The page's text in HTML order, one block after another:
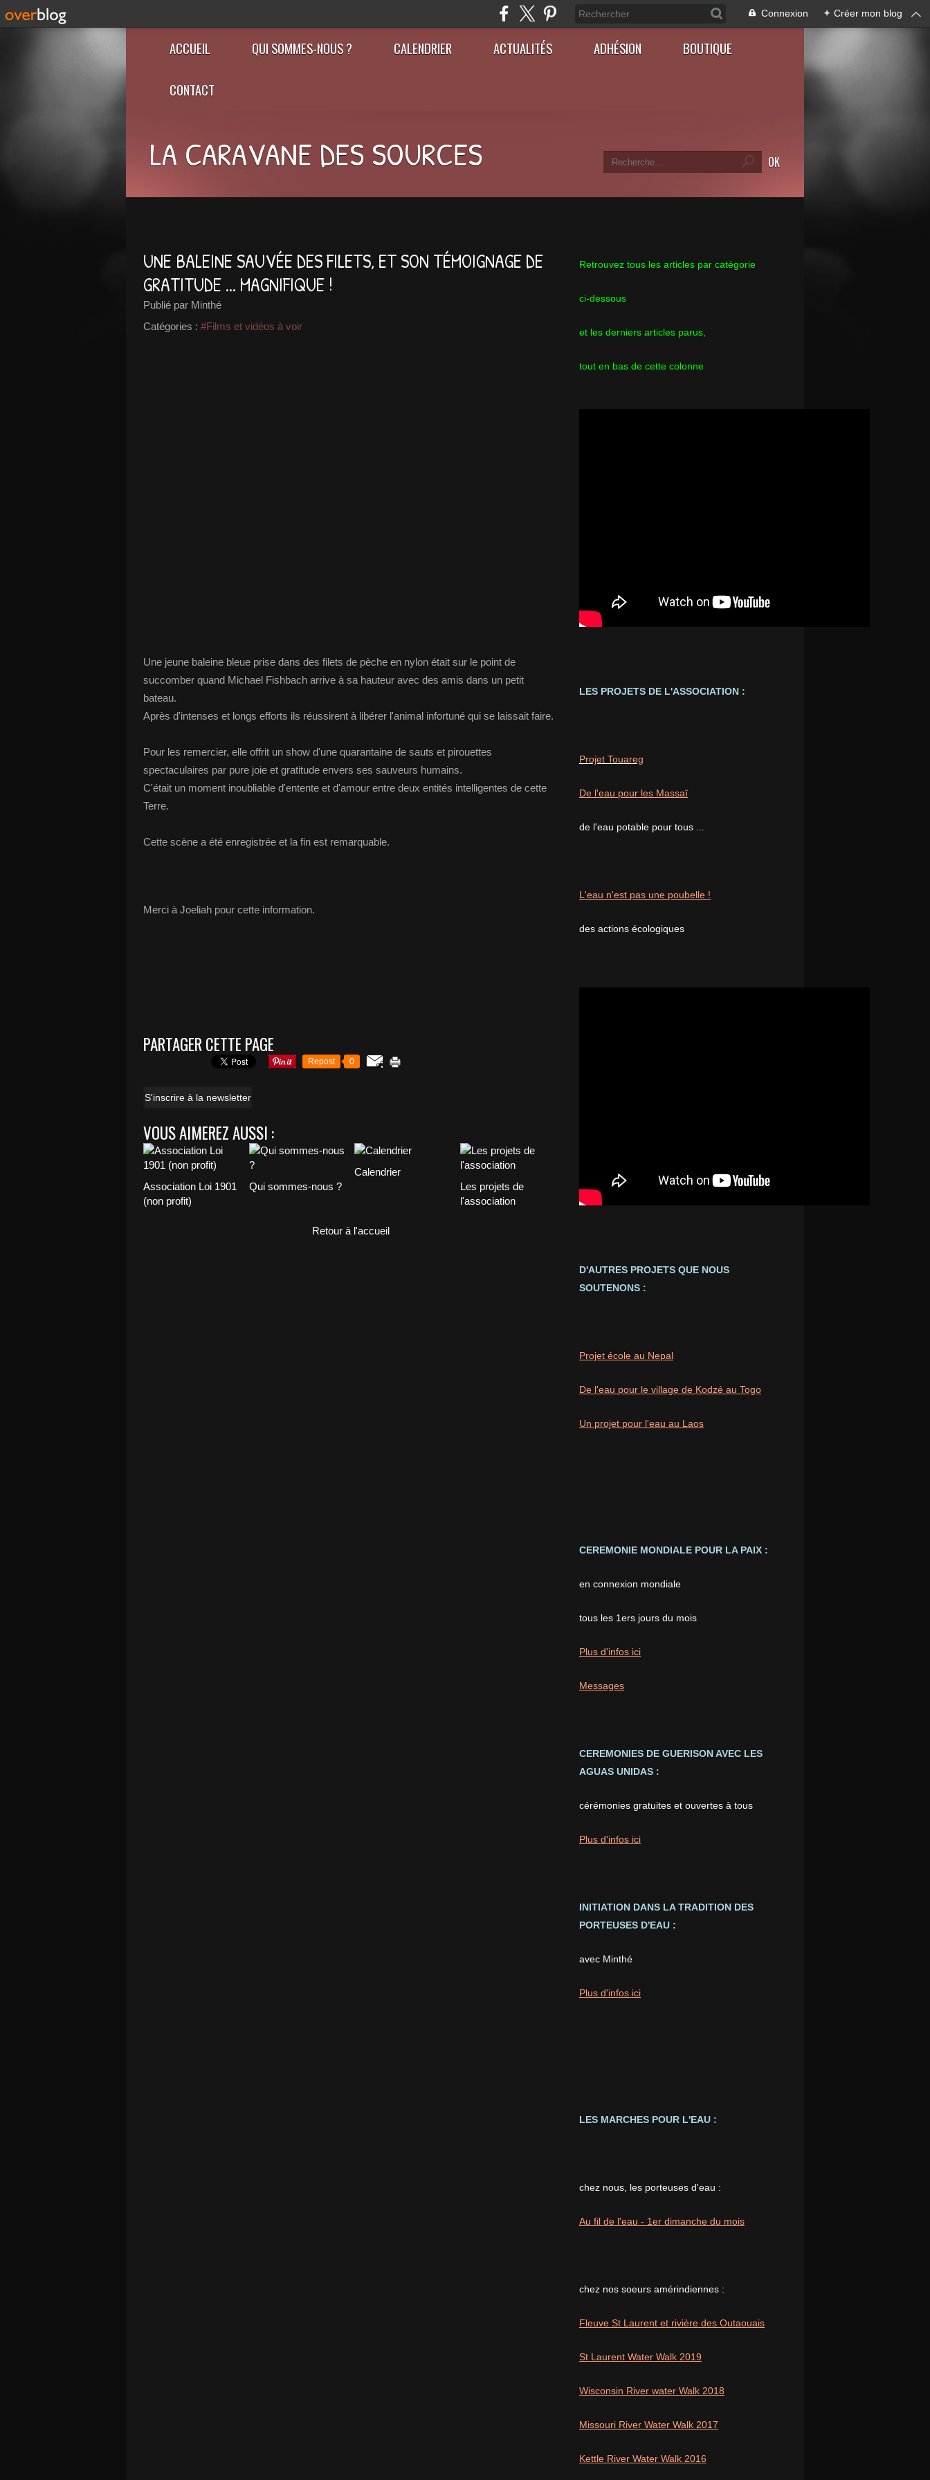
Connexion + Créer mon blog
ACCUEIL QUI SOMMES-NOUS ? CALENDRIER ACTUALITÉS ADHÉSION BOUTIQUE
CONTACT
LA CARAVANE DES SOURCES
UNE BALEINE SAUVÉE DES FILETS, ET SON TÉMOIGNAGE DE
GRATITUDE ... MAGNIFIQUE !
Publié par Minthé
Catégories : #Films et vidéos à voir
Une jeune baleine bleue prise dans des filets de pèche en nylon était sur le point de
succomber quand Michael Fishbach arrive à sa hauteur avec des amis dans un petit
bateau.
Après d'intenses et longs efforts ils réussirent à libérer l'animal infortuné qui se laissait faire.
Pour les remercier, elle offrit un show d'une quarantaine de sauts et pirouettes
spectaculaires par pure joie et gratitude envers ses sauveurs humains.
C'était un moment inoubliable d'entente et d'amour entre deux entités intelligentes de cette
Terre.
Cette scène a été enregistrée et la fin est remarquable.
Merci à Joeliah pour cette information.
PARTAGER CETTE PAGE
Repost 0
S'inscrire à la newsletter
VOUS AIMEREZ AUSSI :
Association Loi 1901
(non profit)
Qui sommes-nous ?
Calendrier
Les projets de
l'association
Retour à l'accueil
Retrouvez tous les articles par catégorie
ci-dessous
et les derniers articles parus,
tout en bas de cette colonne
LES PROJETS DE L'ASSOCIATION :
Projet Touareg
De l'eau pour les Massaï
de l'eau potable pour tous ...
L'eau n'est pas une poubelle !
des actions écologiques
D'AUTRES PROJETS QUE NOUS
SOUTENONS :
Projet école au Nepal
De l'eau pour le village de Kodzé au Togo
Un projet pour l'eau au Laos
CEREMONIE MONDIALE POUR LA PAIX :
en connexion mondiale
tous les 1ers jours du mois
Plus d'infos ici
Messages
CEREMONIES DE GUERISON AVEC LES
AGUAS UNIDAS :
cérémonies gratuites et ouvertes à tous
Plus d'infos ici
INITIATION DANS LA TRADITION DES
PORTEUSES D'EAU :
avec Minthé
Plus d'infos ici
LES MARCHES POUR L'EAU :
chez nous, les porteuses d'eau :
Au fil de l'eau - 1er dimanche du mois
chez nos soeurs amérindiennes :
Fleuve St Laurent et rivière des Outaouais
St Laurent Water Walk 2019
Wisconsin River water Walk 2018
Missouri River Water Walk 2017
Kettle River Water Walk 2016